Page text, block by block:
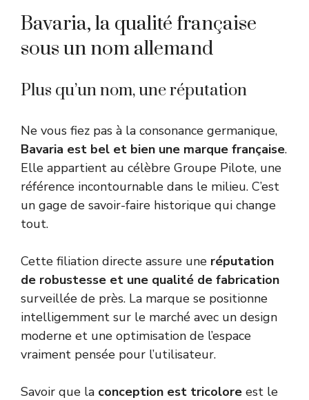
Bavaria, la qualité française
sous un nom allemand
Plus qu’un nom, une réputation
Ne vous fiez pas à la consonance germanique,
Bavaria est bel et bien une marque française.
Elle appartient au célèbre Groupe Pilote, une
référence incontournable dans le milieu. C’est
un gage de savoir-faire historique qui change
tout.
Cette filiation directe assure une réputation
de robustesse et une qualité de fabrication
surveillée de près. La marque se positionne
intelligemment sur le marché avec un design
moderne et une optimisation de l’espace
vraiment pensée pour l’utilisateur.
Savoir que la conception est tricolore est le